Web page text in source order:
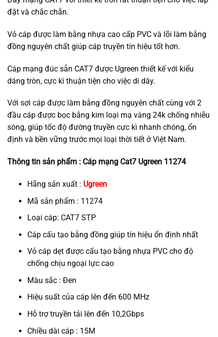
đặt và chắc chắn.
Vỏ cáp được làm bằng nhựa cao cấp PVC và lõi làm bằng
đồng nguyên chất giúp cáp truyền tín hiệu tốt hơn.
Cáp mạng đúc sẵn CAT7 được Ugreen thiết kế với kiểu
dáng tròn, cực kì thuận tiện cho việc di dây.
Với sợi cáp được làm bằng đồng nguyên chất cùng với 2
đầu cáp được bọc bằng kim loại mạ vàng 24k chống nhiễu
sóng, giúp tốc độ đường truyền cực kì nhanh chóng, ổn
định và bền vững trước mọi loại thời tiết ở Việt Nam.
Thông tin sản phẩm : Cáp mạng Cat7 Ugreen 11274
Hãng sản xuất : Ugreen
Mã sản phẩm : 11274
Loại cáp: CAT7 STP
Cáp cấu tạo bằng đồng giúp tín hiệu ổn định nhất
Vỏ cáp dẹt được cấu tạo bằng nhựa PVC cho độ
chống chịu ngoại lực cao
Màu sắc : Đen
Hiệu suất của cáp lên đến 600 MHz
Hỗ trợ truyền tải lên đến 10,2Gbps
Chiều dài cáp : 15M